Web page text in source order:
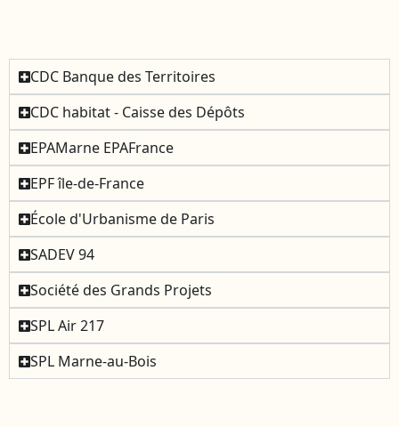
CDC Banque des Territoires
CDC habitat - Caisse des Dépôts
EPAMarne EPAFrance
EPF île-de-France
École d'Urbanisme de Paris
SADEV 94
Société des Grands Projets
SPL Air 217
SPL Marne-au-Bois